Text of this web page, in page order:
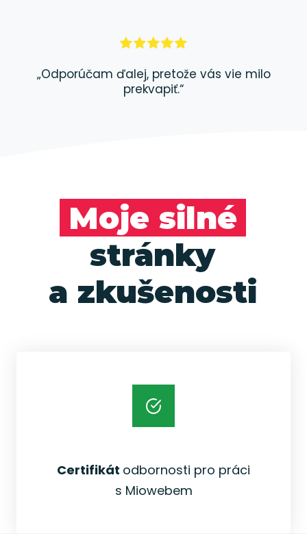
„Odporúčam ďalej, pretože vás vie milo
prekvapiť.“
Moje silné
stránky
a zkušenosti
Certifikát odbornosti pro práci
s Miowebem